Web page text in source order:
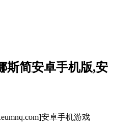
斯简安卓手机版,安
安卓手机游戏